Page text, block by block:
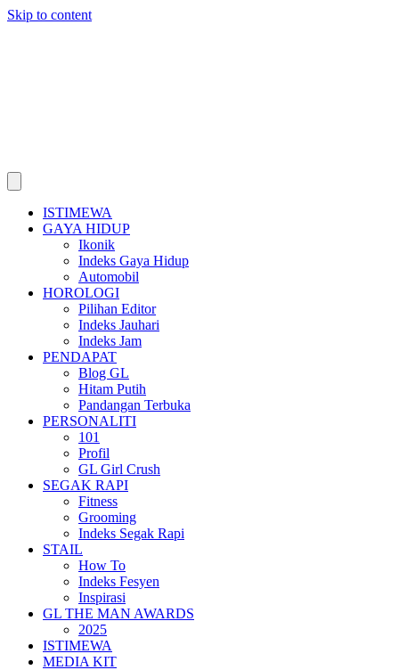
Skip to content
ISTIMEWA
GAYA HIDUP
Ikonik
Indeks Gaya Hidup
Automobil
HOROLOGI
Pilihan Editor
Indeks Jauhari
Indeks Jam
PENDAPAT
Blog GL
Hitam Putih
Pandangan Terbuka
PERSONALITI
101
Profil
GL Girl Crush
SEGAK RAPI
Fitness
Grooming
Indeks Segak Rapi
STAIL
How To
Indeks Fesyen
Inspirasi
GL THE MAN AWARDS
2025
ISTIMEWA
MEDIA KIT